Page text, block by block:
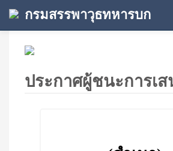
กรมสรรพาวุธทหารบก
ประกาศผู้ชนะการเส